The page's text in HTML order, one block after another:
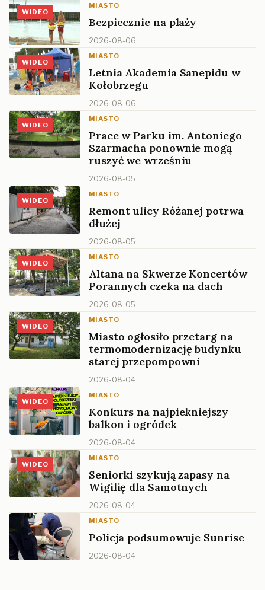
WIDEO
MIASTO
Bezpiecznie na plaży
2026-08-06
WIDEO
MIASTO
Letnia Akademia Sanepidu w
Kołobrzegu
2026-08-06
WIDEO
MIASTO
Prace w Parku im. Antoniego
Szarmacha ponownie mogą
ruszyć we wrześniu
2026-08-05
WIDEO
MIASTO
Remont ulicy Różanej potrwa
dłużej
2026-08-05
WIDEO
MIASTO
Altana na Skwerze Koncertów
Porannych czeka na dach
2026-08-05
WIDEO
MIASTO
Miasto ogłosiło przetarg na
termomodernizację budynku
starej przepompowni
2026-08-04
WIDEO
MIASTO
Konkurs na najpiekniejszy
balkon i ogródek
2026-08-04
WIDEO
MIASTO
Seniorki szykują zapasy na
Wigilię dla Samotnych
2026-08-04
MIASTO
Policja podsumowuje Sunrise
2026-08-04